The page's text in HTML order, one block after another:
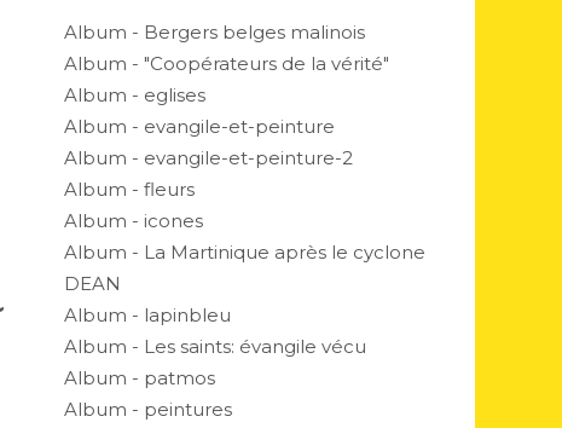
Album - Bergers belges malinois
Album - "Coopérateurs de la vérité"
Album - eglises
Album - evangile-et-peinture
Album - evangile-et-peinture-2
Album - fleurs
Album - icones
Album - La Martinique après le cyclone
DEAN
Album - lapinbleu
Album - Les saints: évangile vécu
Album - patmos
Album - peintures